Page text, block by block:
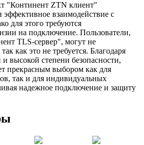
"Континент ZTN клиент"
эффективное взаимодействие с
для этого требуются
на подключение. Пользователи,
TLS-сервер", могут не
как это не требуется. Благодаря
высокой степени безопасности,
прекрасным выбором как для
так и для индивидуальных
надежное подключение и защиту